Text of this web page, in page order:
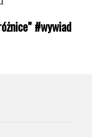
#wywiad